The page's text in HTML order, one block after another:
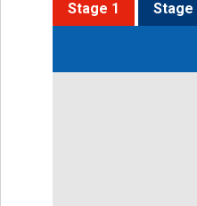
Stage 1 Stage